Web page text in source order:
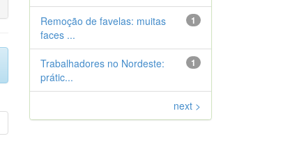
1
Remoção de favelas: muitas
faces ...
1
Trabalhadores no Nordeste:
prátic...
next >